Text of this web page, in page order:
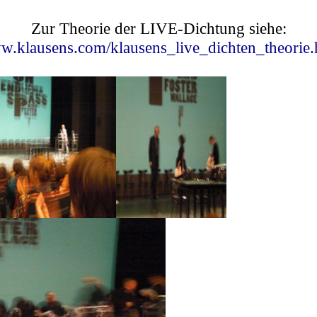
Zur Theorie der LIVE-Dichtung siehe: